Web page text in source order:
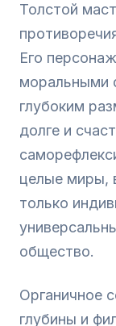
Толстой
Его
моральными
глубоким
долге и
целые миры,
только
общество.
Органичное
глубины и